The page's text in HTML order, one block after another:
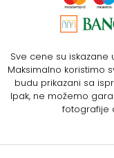
Sve cene su iskazane
Maksimalno koristimo
budu prikazani sa
Ipak, ne možemo
fotografije